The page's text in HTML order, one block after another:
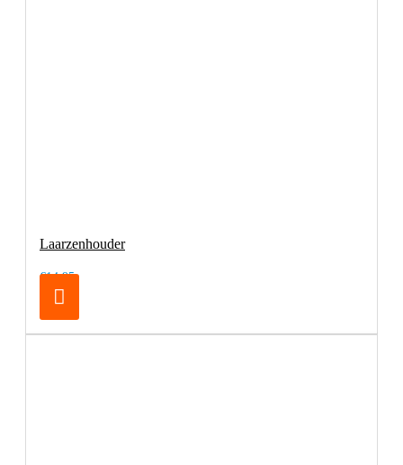
Laarzenhouder
€14,95